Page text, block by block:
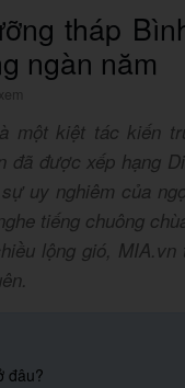
tháp
ngàn năm
một kiệt tác kiến
đã được xếp hạng
uy nghiêm của
tiếng chuông
lộng gió,
đâu?